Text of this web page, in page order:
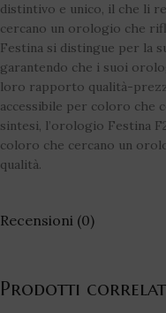
distintivo e unico, il che li
cercano un orologio che
Festina si distingue per la
garantendo che i suoi
loro rapporto qualità-
accessibile per coloro che
sintesi, l’orologio Festina
coloro che cercano un
qualità.
Recensioni (0)
Prodotti